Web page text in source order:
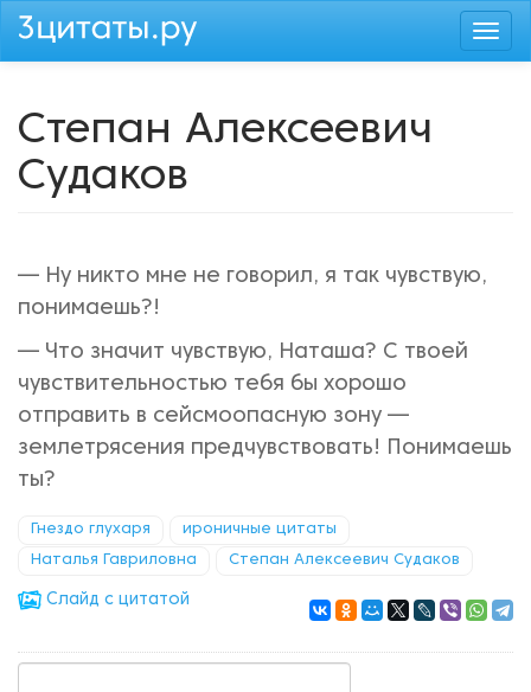
Перейти
Степан Алексеевич
Судаков
— Ну никто мне не говорил, я так чувствую,
понимаешь?!
— Что значит чувствую, Наташа? С твоей
чувствительностью тебя бы хорошо
отправить в сейсмоопасную зону —
землетрясения предчувствовать! Понимаешь
ты?
Гнездо глухаря ироничные цитаты
Наталья Гавриловна Степан Алексеевич Судаков
Cлайд с цитатой